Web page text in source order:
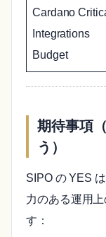
Cardano
Integrations
Budget
期待事項
う）
SIPO の YES
力のある運用
す：